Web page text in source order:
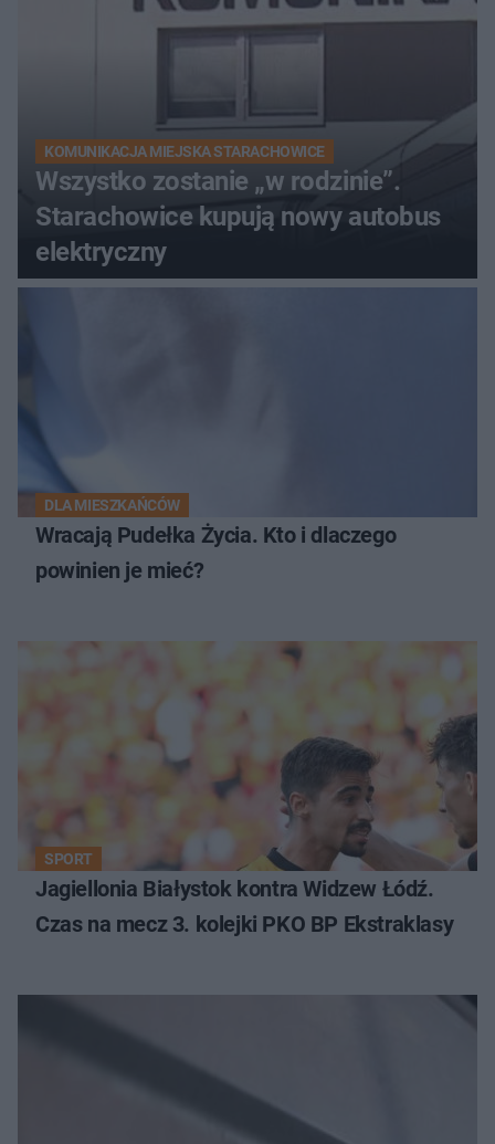
KOMUNIKACJA MIEJSKA STARACHOWICE
Wszystko zostanie „w rodzinie”.
Starachowice kupują nowy autobus
elektryczny
DLA MIESZKAŃCÓW
Wracają Pudełka Życia. Kto i dlaczego
powinien je mieć?
SPORT
Jagiellonia Białystok kontra Widzew Łódź.
Czas na mecz 3. kolejki PKO BP Ekstraklasy